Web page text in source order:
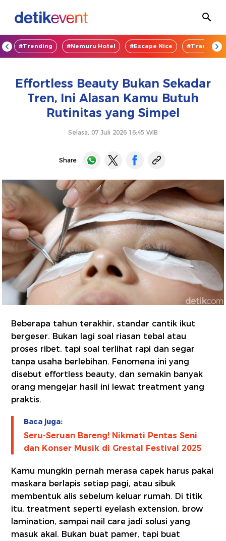
#Trending #Nemuru Hotel #Escape Nice
Effortless Beauty Bukan Sekadar
Tren, Ini Alasan Kamu Butuh
Rutinitas yang Simpel
Selasa, 07 Juli 2026 16:45 WIB
Share
Beberapa tahun terakhir, standar cantik ikut
bergeser. Bukan lagi soal riasan tebal atau
proses ribet, tapi soal terlihat rapi dan segar
tanpa usaha berlebihan. Fenomena ini yang
disebut effortless beauty, dan semakin banyak
orang mengejar hasil ini lewat treatment yang
praktis.
Baca juga:
Seru-Seruan Bareng! Nikmati Pentas Seni
dan Konser Musik di Grestal Festival 2025
Kamu mungkin pernah merasa capek harus pakai
maskara berlapis setiap pagi, atau sibuk
membentuk alis sebelum keluar rumah. Di titik
itu, treatment seperti eyelash extension, brow
lamination, sampai nail care jadi solusi yang
masuk akal. Bukan buat pamer, tapi buat